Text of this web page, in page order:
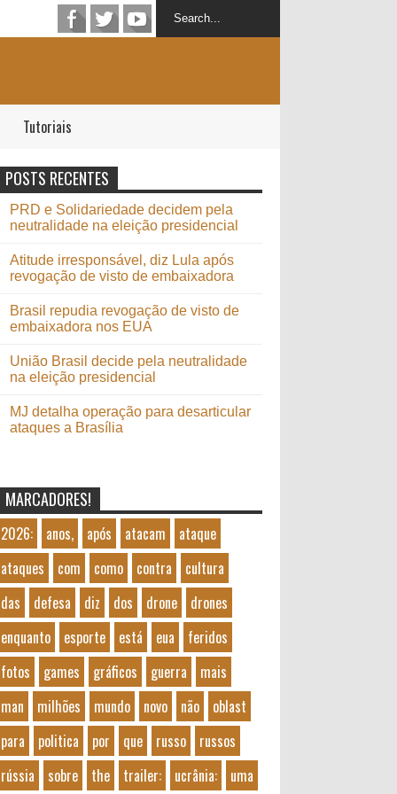
Tutoriais
POSTS RECENTES
PRD e Solidariedade decidem pela
neutralidade na eleição presidencial
Atitude irresponsável, diz Lula após
revogação de visto de embaixadora
Brasil repudia revogação de visto de
embaixadora nos EUA
União Brasil decide pela neutralidade
na eleição presidencial
MJ detalha operação para desarticular
ataques a Brasília
MARCADORES!
2026: anos, após atacam
ataque
ataques
com como contra
cultura
das
defesa diz dos drone
drones
enquanto
esporte está eua
feridos
fotos
games gráficos guerra
mais
man
milhões mundo novo não
oblast
para
politica por que russo
russos
rússia
sobre the trailer: ucrânia:
uma